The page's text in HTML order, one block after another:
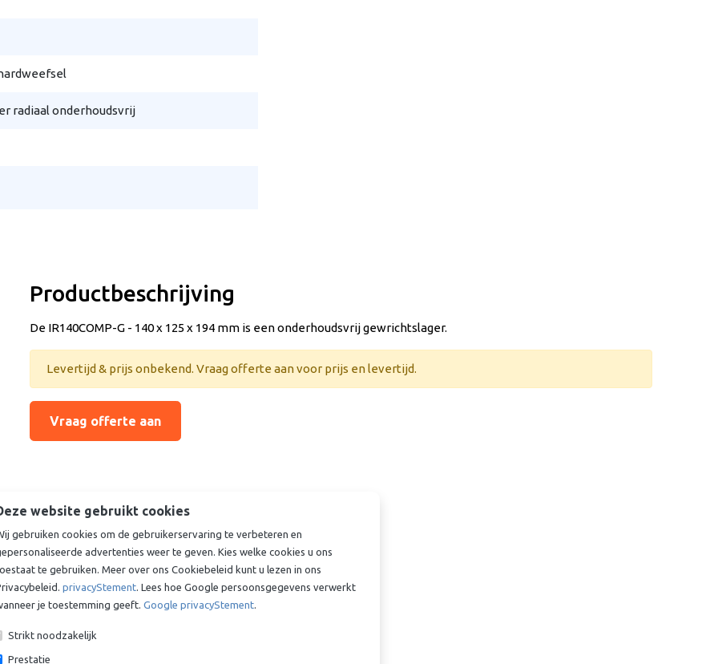
radiaal onderhoudsvrij
Productbeschrijving
De IR140COMP-G - 140 x 125 x 194 mm is een onderhoudsvrij gewrichtslager.
Levertijd & prijs onbekend. Vraag offerte aan voor prijs en levertijd.
Vraag offerte aan
website gebruikt cookies
gebruiken cookies om de gebruikerservaring te verbeteren en
advertenties weer te geven. Kies welke cookies u ons
te gebruiken. Meer over ons Cookiebeleid kunt u lezen in ons
privacyStement. Lees hoe Google persoonsgegevens verwerkt
je toestemming geeft. Google privacyStement.
Strikt noodzakelijk
Prestatie